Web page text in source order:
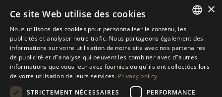
ITALIAN
ENGLISH
SPANISH
×
Ce site Web utilise des cookies
Nous utilisons des cookies pour personnaliser le contenu, les
publicités et analyser notre trafic. Nous partageons également des
informations sur votre utilisation de notre site avec nos partenaires
de publicité et d"analyse qui peuvent les combiner avec d"autres
informations que vous leur avez fournies ou qu"ils ont collectées lors
de votre utilisation de leurs services. Privacy policy
STRICTEMENT NÉCESSAIRES
PERFORMANCE